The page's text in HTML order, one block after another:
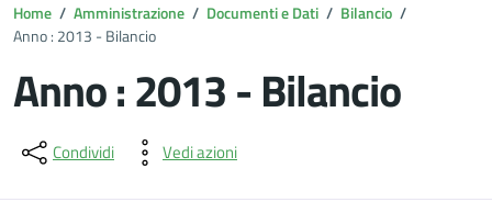
Home / Amministrazione / Documenti e Dati / Bilancio /
Anno : 2013 - Bilancio
Anno : 2013 - Bilancio
Dettagli del documento
Condividi Vedi azioni